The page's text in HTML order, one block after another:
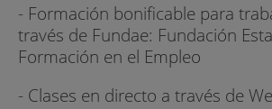
- Formación bonificable para
través de Fundae: Fundación
Formación en el Empleo
- Clases en directo a través de